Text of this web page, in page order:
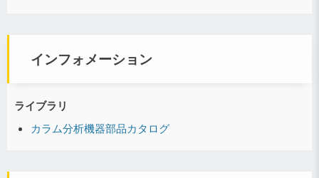
インフォメーション
ライブラリ
カラム分析機器部品カタログ